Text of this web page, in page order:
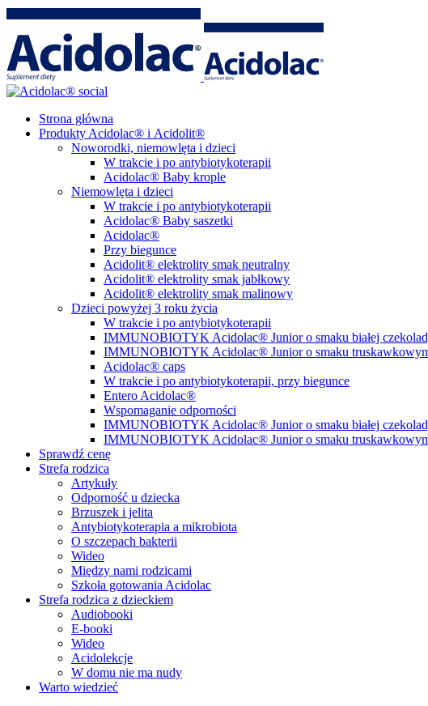
Strona główna
Produkty Acidolac® i Acidolit®
Noworodki, niemowlęta i dzieci
W trakcie i po antybiotykoterapii
Acidolac® Baby krople
Niemowlęta i dzieci
W trakcie i po antybiotykoterapii
Acidolac® Baby saszetki
Acidolac®
Przy biegunce
Acidolit® elektrolity smak neutralny
Acidolit® elektrolity smak jabłkowy
Acidolit® elektrolity smak malinowy
Dzieci powyżej 3 roku życia
W trakcie i po antybiotykoterapii
IMMUNOBIOTYK Acidolac® Junior o smaku białej
IMMUNOBIOTYK Acidolac® Junior o smaku
Acidolac® caps
W trakcie i po antybiotykoterapii, przy biegunce
Entero Acidolac®
Wspomaganie odporności
IMMUNOBIOTYK Acidolac® Junior o smaku białej
IMMUNOBIOTYK Acidolac® Junior o smaku
Sprawdź cenę
Strefa rodzica
Artykuły
Odporność u dziecka
Brzuszek i jelita
Antybiotykoterapia a mikrobiota
O szczepach bakterii
Wideo
Między nami rodzicami
Szkoła gotowania Acidolac
Strefa rodzica z dzieckiem
Audiobooki
E-booki
Wideo
Acidolekcje
W domu nie ma nudy
Warto wiedzieć